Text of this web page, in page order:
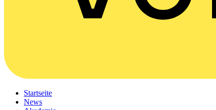
Startseite
News